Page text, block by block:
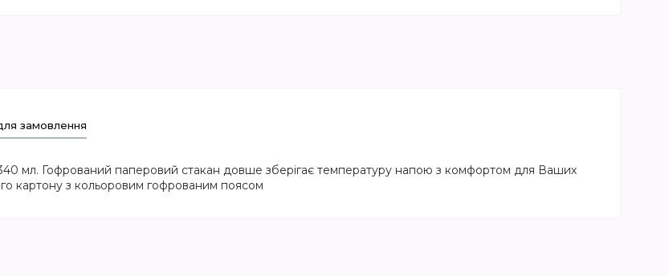
замовлення
мл. Гофрований паперовий стакан довше зберігає температуру напою з комфортом для Ваших
картону з кольоровим гофрованим поясом